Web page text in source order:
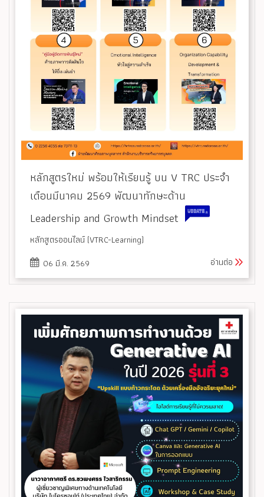
หลักสูตรใหม่ พร้อมให้เรียนรู้ บน V TRC ประจำ
เดือนมีนาคม 2569 พัฒนาทักษะด้าน
Leadership and Growth Mindset
หลักสูตรออนไลน์ (VTRC-Learning)
06 มี.ค. 2569
อ่านต่อ